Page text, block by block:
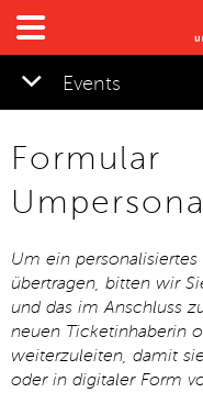

Events
Formular
Um ein
übertragen, bitten wir
und das im Anschluss
neuen Ticketinhaberin
weiterzuleiten, damit
oder in digitaler Form